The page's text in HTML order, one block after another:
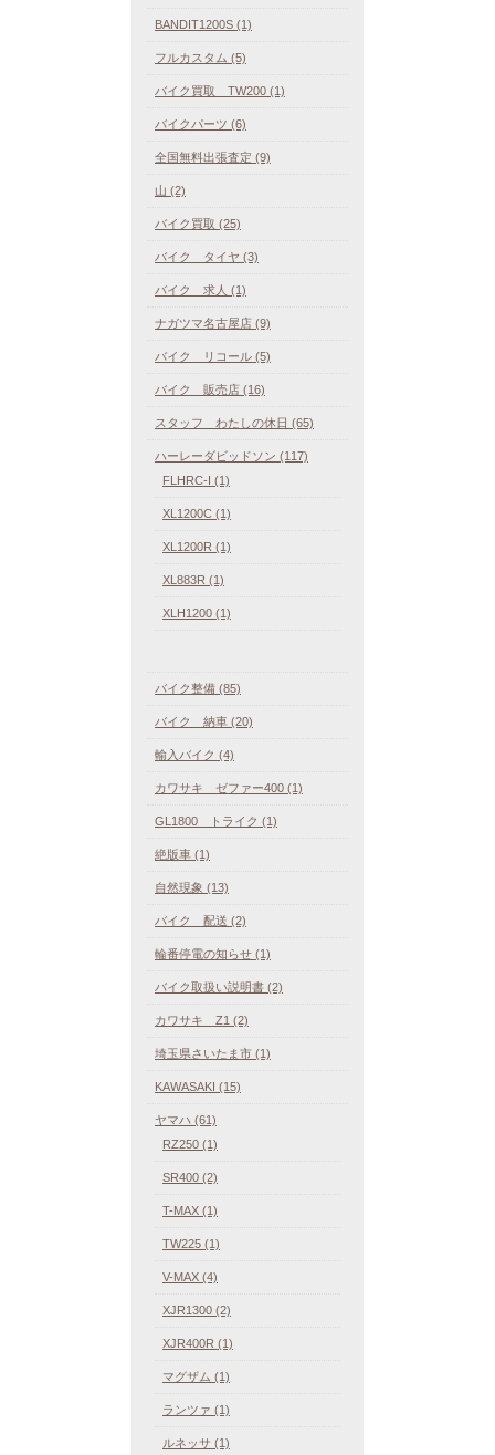
BANDIT1200S (1)
フルカスタム (5)
バイク買取 TW200 (1)
バイクパーツ (6)
全国無料出張査定 (9)
山 (2)
バイク買取 (25)
バイク タイヤ (3)
バイク 求人 (1)
ナガツマ名古屋店 (9)
バイク リコール (5)
バイク 販売店 (16)
スタッフ わたしの休日 (65)
ハーレーダビッドソン (117)
FLHRC-I (1)
XL1200C (1)
XL1200R (1)
XL883R (1)
XLH1200 (1)
バイク整備 (85)
バイク 納車 (20)
輸入バイク (4)
カワサキ ゼファー400 (1)
GL1800 トライク (1)
絶版車 (1)
自然現象 (13)
バイク 配送 (2)
輪番停電の知らせ (1)
バイク取扱い説明書 (2)
カワサキ Z1 (2)
埼玉県さいたま市 (1)
KAWASAKI (15)
ヤマハ (61)
RZ250 (1)
SR400 (2)
T-MAX (1)
TW225 (1)
V-MAX (4)
XJR1300 (2)
XJR400R (1)
マグザム (1)
ランツァ (1)
ルネッサ (1)